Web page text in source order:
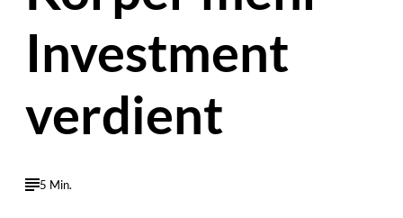
Investment
verdient
5 Min.